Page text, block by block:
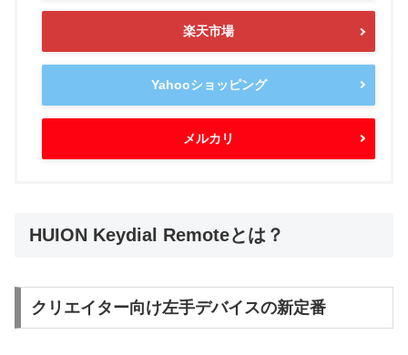
楽天市場
Yahooショッピング
メルカリ
HUION Keydial Remoteとは？
クリエイター向け左手デバイスの新定番